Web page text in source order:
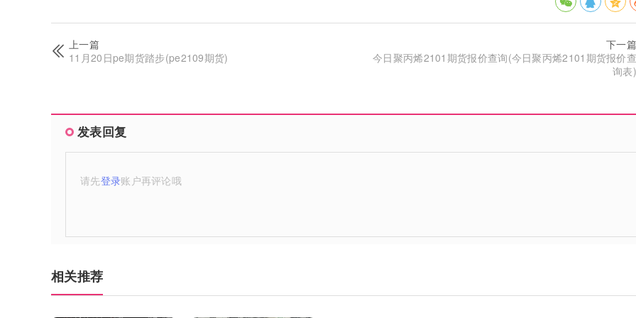
上一篇
11月20日pe期货踏步(pe2109期货)
下一篇
今日聚丙烯2101期货报价查询(今日聚丙烯2101期货报价查
询表)
发表回复
请先登录账户再评论哦
相关推荐